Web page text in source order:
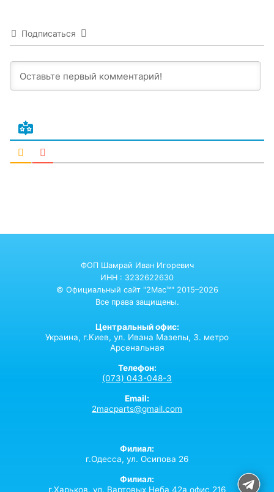
Подписаться
ФОП Шамрай Иван Игоревич
ИНН : 3232622630
© Официальный сайт "2Mac™" 2015–2026
Все права защищены.
Центральный офис:
Украина, г.Киев, ул. Ивана Мазепы, 3. метро
Арсенальная
Телефон:
(073) 043-048-3
Email:
2macparts@gmail.com
Филиал:
г.Одесса, ул. Осипова 26
Филиал:
г.Харьков, ул. Вартовых Неба 42а офис 216